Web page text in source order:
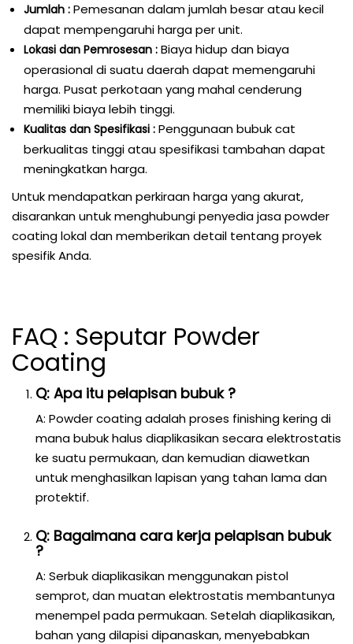
Jumlah : Pemesanan dalam jumlah besar atau kecil
dapat mempengaruhi harga per unit.
Lokasi dan Pemrosesan : Biaya hidup dan biaya
operasional di suatu daerah dapat memengaruhi
harga. Pusat perkotaan yang mahal cenderung
memiliki biaya lebih tinggi.
Kualitas dan Spesifikasi : Penggunaan bubuk cat
berkualitas tinggi atau spesifikasi tambahan dapat
meningkatkan harga.
Untuk mendapatkan perkiraan harga yang akurat,
disarankan untuk menghubungi penyedia jasa powder
coating lokal dan memberikan detail tentang proyek
spesifik Anda.
FAQ : Seputar Powder
Coating
Q: Apa itu pelapisan bubuk ?
A: Powder coating adalah proses finishing kering di
mana bubuk halus diaplikasikan secara elektrostatis
ke suatu permukaan, dan kemudian diawetkan
untuk menghasilkan lapisan yang tahan lama dan
protektif.
Q: Bagaimana cara kerja pelapisan bubuk
?
A: Serbuk diaplikasikan menggunakan pistol
semprot, dan muatan elektrostatis membantunya
menempel pada permukaan. Setelah diaplikasikan,
bahan yang dilapisi dipanaskan, menyebabkan